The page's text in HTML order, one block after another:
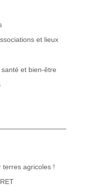
et lieux
et bien-être
terres agricoles !